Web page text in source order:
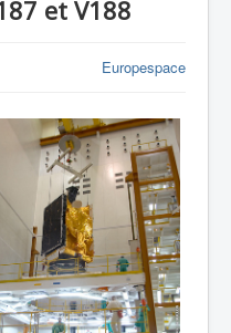
et V188
Europespace